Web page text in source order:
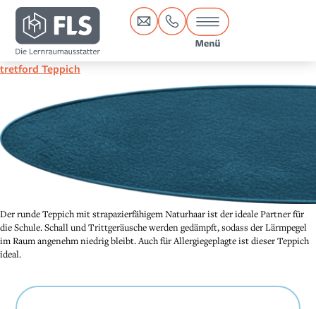
springen
tretford Teppich
Der runde Teppich mit strapazierfähigem Naturhaar ist der ideale Partner für
die Schule. Schall und Trittgeräusche werden gedämpft, sodass der Lärmpegel
im Raum angenehm niedrig bleibt. Auch für Allergiegeplagte ist dieser Teppich
ideal.